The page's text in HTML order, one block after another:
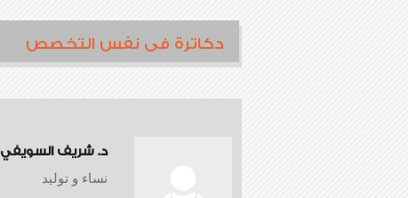
دكاترة فى نفس التخصص
د. شريف السويفي
نساء و توليد